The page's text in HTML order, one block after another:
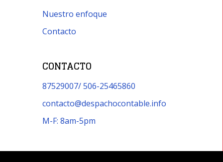
Nuestro enfoque
Contacto
CONTACTO
87529007/ 506-25465860
contacto@despachocontable.info
M-F: 8am-5pm